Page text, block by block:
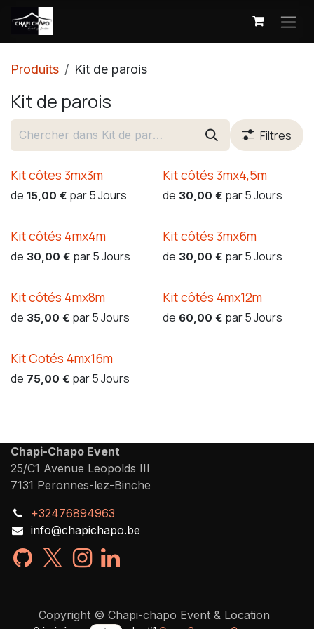
Se rendre au contenu
Produits Kit de parois
Kit de parois
Filtres
Kit côtes 3mx3m
de 15,00 € par5Jours
Kit côtés 3mx4,5m
de 30,00 € par5Jours
Kit côtés 4mx4m
de 30,00 € par5Jours
Kit côtés 3mx6m
de 30,00 € par5Jours
Kit côtés 4mx8m
de 35,00 € par5Jours
Kit côtés 4mx12m
de 60,00 € par5Jours
Kit Cotés 4mx16m
de 75,00 € par5Jours
Chapi-Chapo Event
25/C1 Avenue Leopolds III
7131 Peronnes-lez-Binche
+32476894963
info@chapichapo.be
Copyright © Chapi-chapo Event & Location